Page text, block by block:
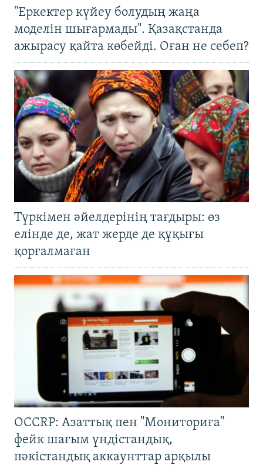
"Еркектер күйеу болудың жаңа
моделін шығармады". Қазақстанда
ажырасу қайта көбейді. Оған не себеп?
Түркімен әйелдерінің тағдыры: өз
елінде де, жат жерде де құқығы
қорғалмаған
OCCRP: Азаттық пен "Мониториға"
фейк шағым үндістандық,
пәкістандық аккаунттар арқылы